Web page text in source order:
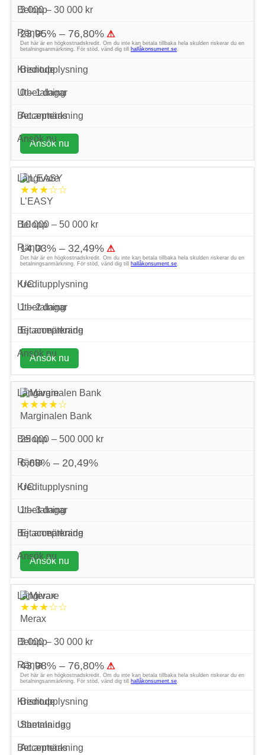
3 000 – 30 000 kr
23,95% – 76,80% ⚠
Det här är en högkostnadskredit. Om du inte kan betala tillbaka hela skulden riskerar du en
betalningsanmärkning. För stöd, vänd dig till hallåkonsument.se
Bisnode
0 – 1 dagar
Accepteras
Ansök nu
★★★☆☆
L’EASY
10 000 – 50 000 kr
14,03% – 32,49% ⚠
Det här är en högkostnadskredit. Om du inte kan betala tillbaka hela skulden riskerar du en
betalningsanmärkning. För stöd, vänd dig till hallåkonsument.se
UC
1 – 2 dagar
Ej accepterade
Ansök nu
★★★★☆
Marginalen Bank
25 000 – 500 000 kr
6,68% – 20,49%
UC
1 – 3 dagar
Ej accepterade
Ansök nu
★★★☆☆
Merax
3 000 – 30 000 kr
43,98% – 76,80% ⚠
Det här är en högkostnadskredit. Om du inte kan betala tillbaka hela skulden riskerar du en
betalningsanmärkning. För stöd, vänd dig till hallåkonsument.se
Bisnode
Samma dag
Accepteras